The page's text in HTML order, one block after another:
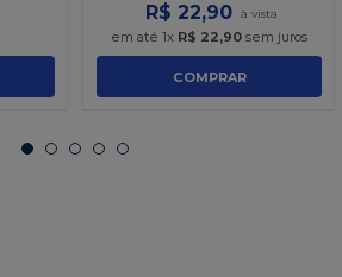
R$ 22,90
em até 1x R$ 22,90sem juros
COMPRAR